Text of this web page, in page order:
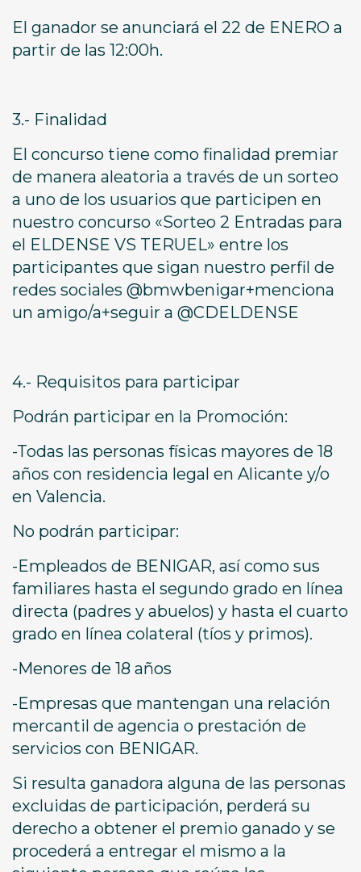
El ganador se anunciará el 22 de ENERO a
partir de las 12:00h.
3.- Finalidad
El concurso tiene como finalidad premiar
de manera aleatoria a través de un sorteo
a uno de los usuarios que participen en
nuestro concurso «Sorteo 2 Entradas para
el ELDENSE VS TERUEL» entre los
participantes que sigan nuestro perfil de
redes sociales @bmwbenigar+menciona
un amigo/a+seguir a @CDELDENSE
4.- Requisitos para participar
Podrán participar en la Promoción:
-Todas las personas físicas mayores de 18
años con residencia legal en Alicante y/o
en Valencia.
No podrán participar:
-Empleados de BENIGAR, así como sus
familiares hasta el segundo grado en línea
directa (padres y abuelos) y hasta el cuarto
grado en línea colateral (tíos y primos).
-Menores de 18 años
-Empresas que mantengan una relación
mercantil de agencia o prestación de
servicios con BENIGAR.
Si resulta ganadora alguna de las personas
excluidas de participación, perderá su
derecho a obtener el premio ganado y se
procederá a entregar el mismo a la